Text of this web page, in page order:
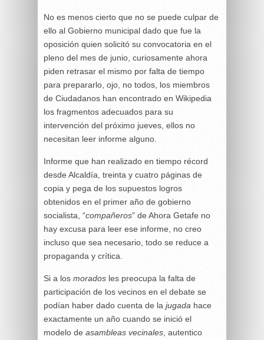
No es menos cierto que no se puede culpar de
ello al Gobierno municipal dado que fue la
oposición quien solicitó su convocatoria en el
pleno del mes de junio, curiosamente ahora
piden retrasar el mismo por falta de tiempo
para prepararlo, ojo, no todos, los miembros
de Ciudadanos han encontrado en Wikipedia
los fragmentos adecuados para su
intervención del próximo jueves, ellos no
necesitan leer informe alguno.
Informe que han realizado en tiempo récord
desde Alcaldía, treinta y cuatro páginas de
copia y pega de los supuestos logros
obtenidos en el primer año de gobierno
socialista, “compañeros” de Ahora Getafe no
hay excusa para leer ese informe, no creo
incluso que sea necesario, todo se reduce a
propaganda y crítica.
Si a los morados les preocupa la falta de
participación de los vecinos en el debate se
podían haber dado cuenta de la jugada hace
exactamente un año cuando se inició el
modelo de asambleas vecinales , autentico